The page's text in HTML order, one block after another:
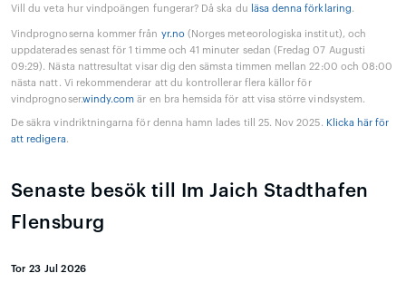
Vill du veta hur vindpoängen fungerar? Då ska du läsa denna förklaring.
Vindprognoserna kommer från yr.no (Norges meteorologiska institut), och
uppdaterades senast för 1 timme och 41 minuter sedan (Fredag 07 Augusti
09:29). Nästa nattresultat visar dig den sämsta timmen mellan 22:00 och 08:00
nästa natt. Vi rekommenderar att du kontrollerar flera källor för
vindprognoser.windy.com är en bra hemsida för att visa större vindsystem.
De säkra vindriktningarna för denna hamn lades till 25. Nov 2025. Klicka här för
att redigera.
Senaste besök till Im Jaich Stadthafen
Flensburg
Tor 23 Jul 2026